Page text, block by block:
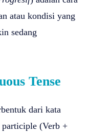
atau kondisi yang
sedang
Tense
dari kata
participle (Verb +